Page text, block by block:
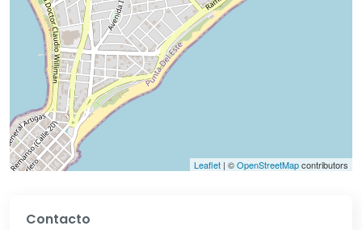
Leaflet | ©OpenStreetMapcontributors
Contacto